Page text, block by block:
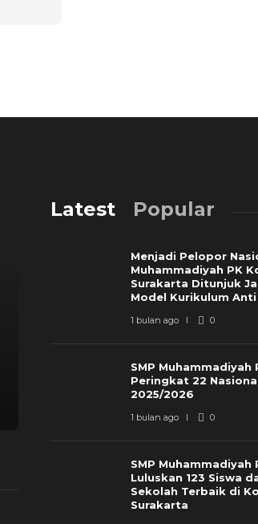
Latest Popular
Menjadi Pelopor
Muhammadiyah PK
Surakarta Ditunjuk
Model Kurikulum
1 bulan ago 0
SMP
Peringkat 22
2025/2026
1 bulan ago 0
SMP
Luluskan 123 Siswa
Sekolah Terbaik di
Surakarta